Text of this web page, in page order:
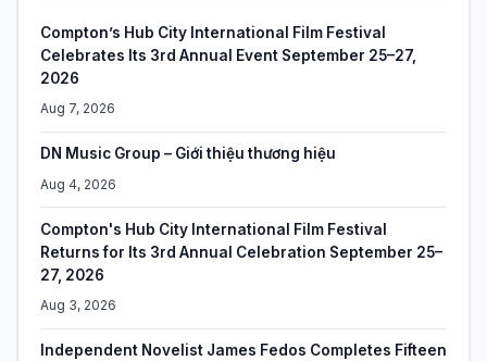
Compton’s Hub City International Film Festival
Celebrates Its 3rd Annual Event September 25–27,
2026
Aug 7, 2026
DN Music Group – Giới thiệu thương hiệu
Aug 4, 2026
Compton's Hub City International Film Festival
Returns for Its 3rd Annual Celebration September 25–
27, 2026
Aug 3, 2026
Independent Novelist James Fedos Completes Fifteen